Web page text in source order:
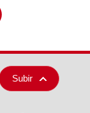
Subir